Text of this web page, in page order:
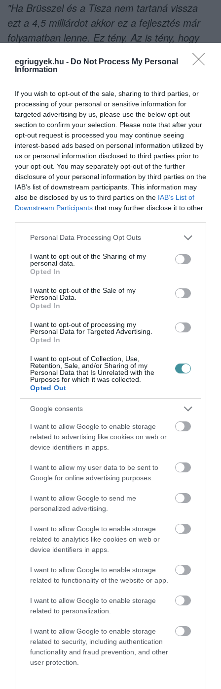
egriugyek.hu - Do Not Process My Personal
Information
If you wish to opt-out of the sale, sharing to third parties, or
processing of your personal or sensitive information for
targeted advertising by us, please use the below opt-out
section to confirm your selection. Please note that after your
opt-out request is processed you may continue seeing
interest-based ads based on personal information utilized by
us or personal information disclosed to third parties prior to
your opt-out. You may separately opt-out of the further
disclosure of your personal information by third parties on the
IAB’s list of downstream participants. This information may
also be disclosed by us to third parties on the IAB’s List of
Downstream Participants that may further disclose it to other
Please note that this website/app uses one or more Google
not limited to your visit or usage behaviour. You may click to
grant or deny consent to Google and its third-party tags to
use your data for below specified purposes in below Google
consent section.
Personal Data Processing Opt Outs
I want to opt-out of the Sharing of my
personal data.
Opted In
I want to opt-out of the Sale of my
Personal Data.
Opted In
I want to opt-out of processing my
Personal Data for Targeted Advertising.
Opted In
I want to opt-out of Collection, Use,
Retention, Sale, and/or Sharing of my
Personal Data that Is Unrelated with the
Purposes for which it was collected.
Opted Out
Google consents
I want to allow Google to enable storage
related to advertising like cookies on web or
device identifiers in apps.
I want to allow my user data to be sent to
Google for online advertising purposes.
I want to allow Google to send me
personalized advertising.
I want to allow Google to enable storage
related to analytics like cookies on web or
device identifiers in apps.
I want to allow Google to enable storage
related to functionality of the website or app.
I want to allow Google to enable storage
related to personalization.
I want to allow Google to enable storage
related to security, including authentication
functionality and fraud prevention, and other
user protection.
"Ha Brüsszel és a Tisza nem tartaná vissza
ezt a 4,5 milliárdot akkor ez a fejlesztés már
folyamatban lenne. Ez tény. Az is tény, hogy
Magyar Péterék ehhez Brüsszelben tapsolnak,
itthon meg hergelnek, hogy lepukkantak a
Kapcsolódó cikkek
AZ EGRI KÓRHÁZ!
Kormányhivatalt vezető kormánymegbízott volt, 2022-től
országgyűlési képviselő a Fidesz színeiben. Kedden a közösségi
oldalán egy posztban a Tisza Pá...
TOVÁBB A CIKKHEZ
ÉVE KÉTHARMADDAL KORMÁNYZÓ FI...
Az egészségügyi államtitkár „kórház-road show”-ba kezdett, Kulja
András pedig köszöni a segítséget. Tavaly nyáron Magyar Péter,
a Tisza párt elnöke, és Kulja András, orvos végzettségű EP-
képviselő...
TOVÁBB A CIKKHEZ
Ne maradjon le a legfrissebb hírekről, kövessen
bennünket az EGRI ÜGYEK Google Hírek oldalán!
VISSZA A FŐOLDALRA
Legfrissebb híreink
KÉT AUTÓ ÜTKÖZÖTT BOGÁCSON, A MENTŐK IS A
HELYSZÍNRE ÉRKE...
HÍREK A GARÁZSBÓL: CHERY TIGGO 9 PHEV LUXURY – A
2026. augusztus 06 Barta Autó
LAKÓÉPÜLETEK LÁNGOLTAK SZERDÁN
2026. augusztus 06|Riasztó